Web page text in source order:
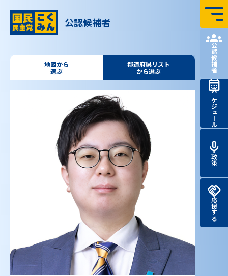
国民民主党 第51回
衆議院議員総選挙 特設サイト
公認候補者
スケジュール
政策
応援する
公認候補者
地図から
選ぶ
都道府県リスト
から選ぶ